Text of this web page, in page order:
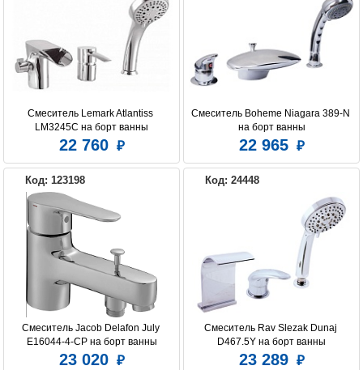
Смеситель Lemark Atlantiss
LM3245C на борт ванны
22 760
Смеситель Boheme Niagara 389-N
на борт ванны
22 965
Код: 123198
Смеситель Jacob Delafon July
E16044-4-CP на борт ванны
23 020
Код: 24448
Смеситель Rav Slezak Dunaj
D467.5Y на борт ванны
23 289